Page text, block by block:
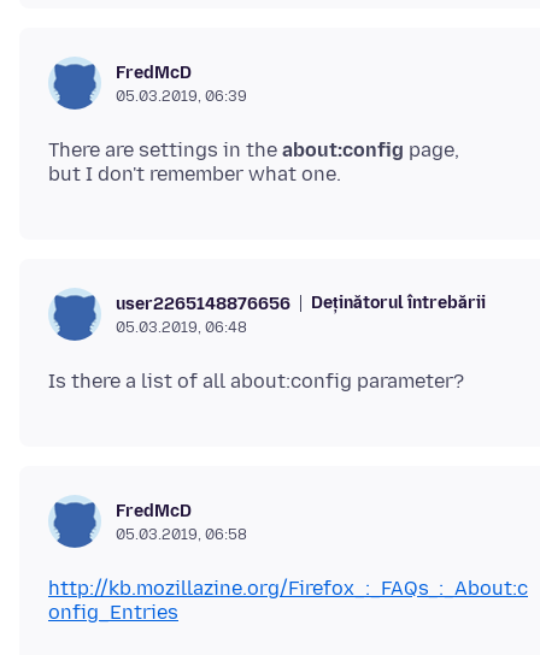
FredMcD
05.03.2019, 06:39
There are settings in the about:config page,
user2265148876656 Deținătorul întrebării
05.03.2019, 06:48
FredMcD
05.03.2019, 06:58
http://kb.mozillazine.org/Firefox_:_FAQs_:_About:c
onfig_Entries